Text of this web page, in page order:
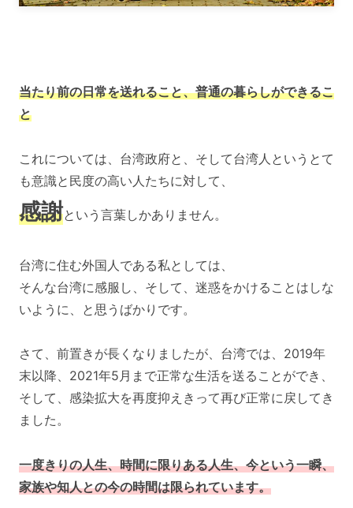
当たり前の日常を送れること、普通の暮らしができるこ
と
これについては、台湾政府と、そして台湾人というとて
も意識と民度の高い人たちに対して、
感謝という言葉しかありません。
台湾に住む外国人である私としては、
そんな台湾に感服し、そして、迷惑をかけることはしな
いように、と思うばかりです。
さて、前置きが長くなりましたが、台湾では、2019年
末以降、2021年5月まで正常な生活を送ることができ、
そして、感染拡大を再度抑えきって再び正常に戻してき
ました。
一度きりの人生、時間に限りある人生、今という一瞬、
家族や知人との今の時間は限られています。